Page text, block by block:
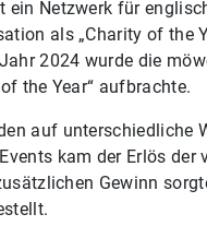
ein Netzwerk für
als „Charity of the
2024 wurde die
the Year“ aufbrachte.
auf
kam der Erlös
Gewinn